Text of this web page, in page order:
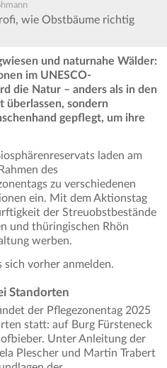
wie Obstbäume richtig
und naturnahe Wälder:
im UNESCO-
die Natur – anders als in den
überlassen, sondern
gepflegt, um ihre
laden am
des
zu verschiedenen
ein. Mit dem Aktionstag
der Streuobstbestände
und thüringischen Rhön
werben.
sich vorher anmelden.
Standorten
der Pflegezonentag 2025
statt: auf Burg Fürsteneck
Unter Anleitung der
Plescher und Martin Trabert